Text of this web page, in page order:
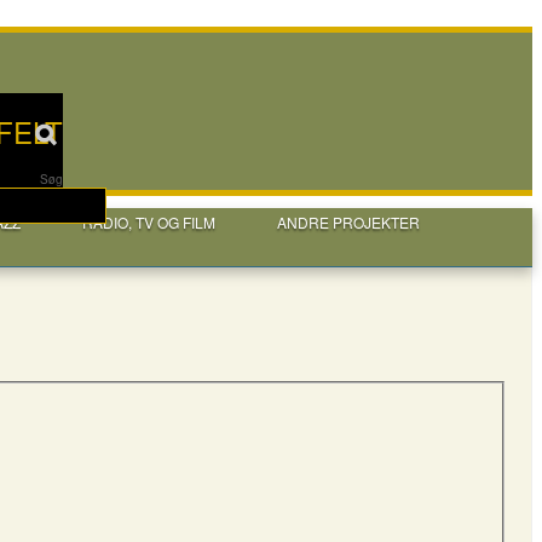
Søg
RADIO, TV OG FILM
ANDRE PROJEKTER